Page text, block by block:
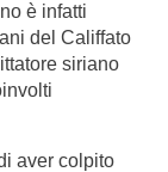
è infatti
del Califfato
siriano
aver colpito